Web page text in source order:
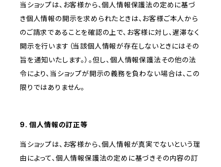
当ショップは、お客様から、個人情報保護法の定めに基づ
き個人情報の開示を求められたときは、お客様ご本人から
のご請求であることを確認の上で、お客様に対し、遅滞なく
開示を行います（当該個人情報が存在しないときにはその
旨を通知いたします。）。但し、個人情報保護法その他の法
令により、当ショップが開示の義務を負わない場合は、この
限りではありません。
9. 個人情報の訂正等
当ショップは、お客様から、個人情報が真実でないという理
由によって、個人情報保護法の定めに基づきその内容の訂